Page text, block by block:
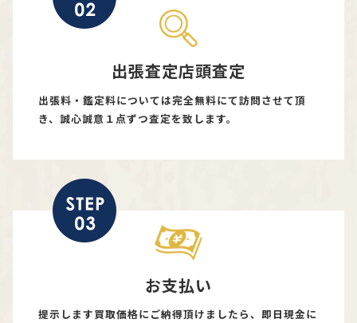
出張査定店頭査定
出張料・鑑定料については完全無料にて訪問させて頂
き、誠心誠意１点ずつ査定を致します。
お支払い
提示します買取価格にご納得頂けましたら、即日現金に